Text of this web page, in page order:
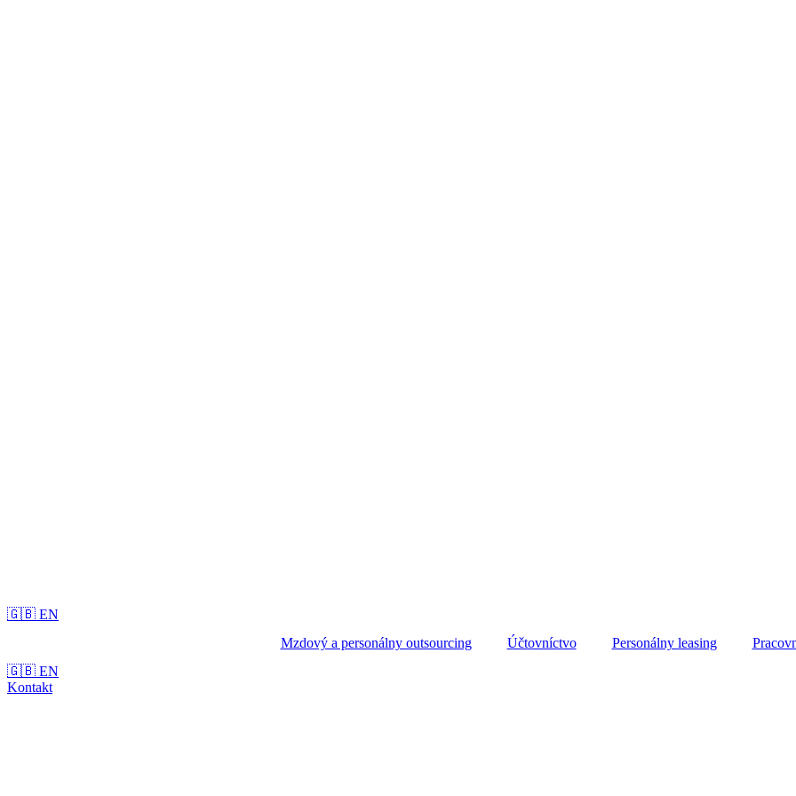
🇬🇧 EN
Mzdový a personálny outsourcing
Účtovníctvo Personálny leasing
🇬🇧 EN
Kontakt